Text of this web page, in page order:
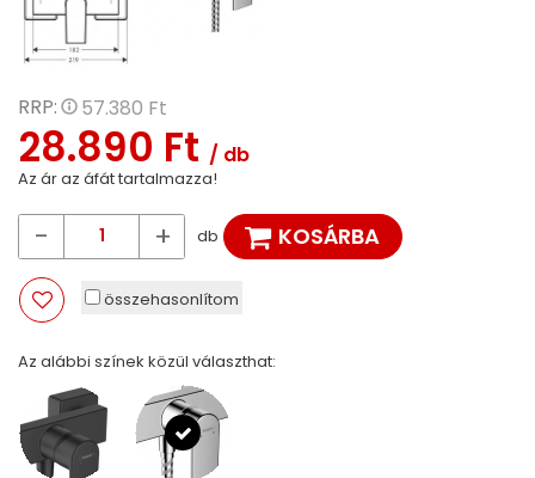
RRP: 57.380 Ft
28.890 Ft / db
Az ár az áfát tartalmazza!
- + db KOSÁRBA
összehasonlítom
Az alábbi színek közül választhat: